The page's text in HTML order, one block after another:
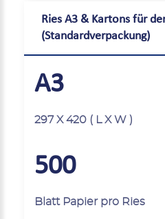
Ries A3 & Kartons für
(Standardverpackung)
A3
297 X 420 ( L X W )
500
Blatt Papier pro Ries